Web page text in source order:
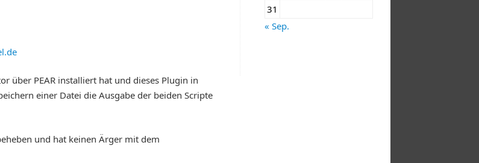
über PEAR installiert hat und dieses Plugin in
einer Datei die Ausgabe der beiden Scripte
und hat keinen Ärger mit dem
31
« Sep.